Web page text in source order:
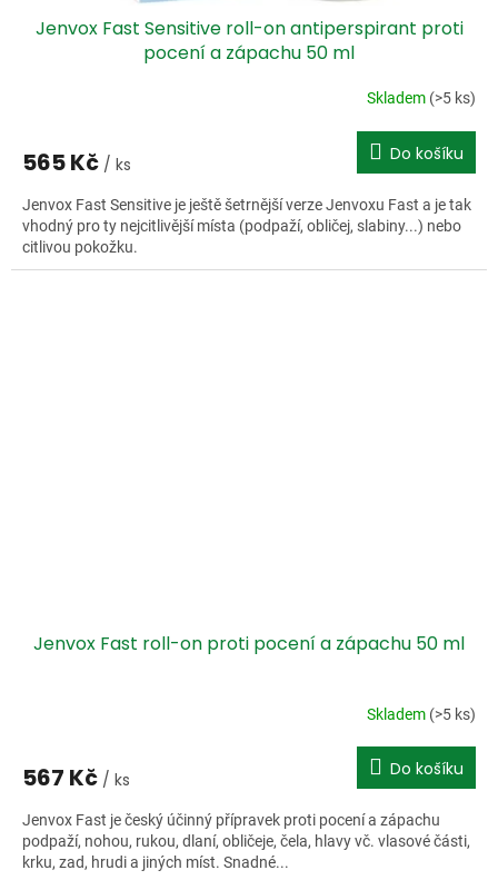
Jenvox Fast Sensitive roll-on antiperspirant proti
pocení a zápachu 50 ml
Skladem (>5 ks)
565 Kč / ks Do košíku
Jenvox Fast Sensitive je ještě šetrnější verze Jenvoxu Fast a je tak
vhodný pro ty nejcitlivější místa (podpaží, obličej, slabiny...) nebo
citlivou pokožku.
Jenvox Fast roll-on proti pocení a zápachu 50 ml
Skladem (>5 ks)
567 Kč / ks Do košíku
Jenvox Fast je český účinný přípravek proti pocení a zápachu
podpaží, nohou, rukou, dlaní, obličeje, čela, hlavy vč. vlasové části,
krku, zad, hrudi a jiných míst. Snadné...